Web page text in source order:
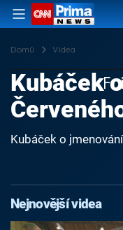
Domů Videa
Kubáček
Kubáček o
Nejnovější videa